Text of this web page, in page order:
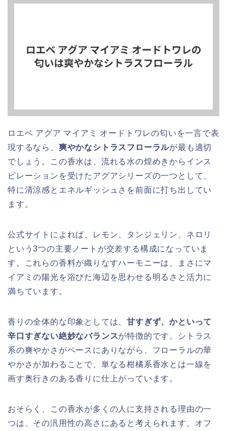
ロエベ アグア マイアミ オードトワレの匂いを一言で表
現するなら、 爽やかなシトラスフローラルが最も適切
でしょう。この香水は、流れる水の煌めきからインス
ピレーションを受けたアグアシリーズの一つとして、
特に清涼感とエネルギッシュさを前面に打ち出してい
ます。
公式サイトによれば、レモン、タンジェリン、ネロリ
という3つの主要ノートが交差する構成になっていま
す。これらの香料が織りなすハーモニーは、まさにマ
イアミの陽光を浴びた海辺を思わせる明るさと活力に
満ちています。
香りの全体的な印象としては、甘すぎず、かといって
辛口すぎない絶妙なバランスが特徴的です。シトラス
系の爽やかさがベースにありながら、フローラルの華
やかさが加わることで、単なる柑橘系香水とは一線を
画す奥行きのある香りに仕上がっています。
おそらく、この香水が多くの人に支持される理由の一
つは、その汎用性の高さにあると考えられます。オフ